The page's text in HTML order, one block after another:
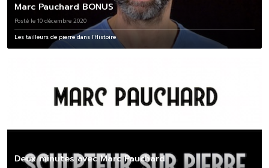
Marc Pauchard BONUS
Posté le 10 décembre 2020
Les tailleurs de pierre dans l'Histoire
Deux minutes avec Marc Pauchard